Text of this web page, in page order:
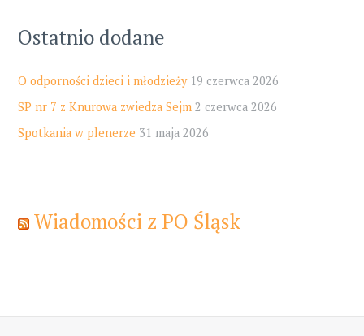
Ostatnio dodane
O odporności dzieci i młodzieży 19 czerwca 2026
SP nr 7 z Knurowa zwiedza Sejm 2 czerwca 2026
Spotkania w plenerze 31 maja 2026
Wiadomości z PO Śląsk